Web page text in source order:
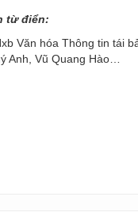
từ điển:
Văn hóa Thông tin tái
Anh, Vũ Quang Hào…